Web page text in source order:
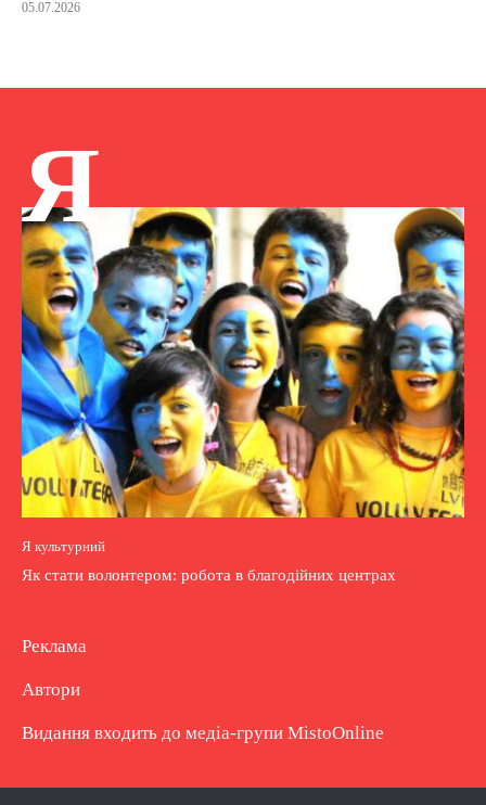
05.07.2026
Я
Я культурний
Як стати волонтером: робота в благодійних центрах
Реклама
Автори
Видання входить до медіа-групи MistoOnline